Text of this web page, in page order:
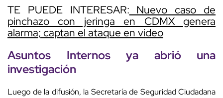
TE PUEDE INTERESAR: Nuevo caso de
pinchazo con jeringa en CDMX genera
alarma; captan el ataque en video
Asuntos Internosya abrió una
investigación
Luego de la difusión, la Secretaría de Seguridad Ciudadana